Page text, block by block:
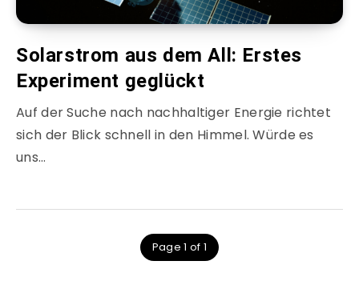
Solarstrom aus dem All: Erstes
Experiment geglückt
Auf der Suche nach nachhaltiger Energie richtet
sich der Blick schnell in den Himmel. Würde es
uns…
Page 1 of 1